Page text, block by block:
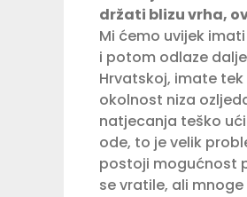
držati blizu vrha,
Mi ćemo uvijek
i potom odlaze
Hrvatskoj, imate
okolnost niza
natjecanja teško
ode, to je velik
postoji mogućnost
se vratile, ali